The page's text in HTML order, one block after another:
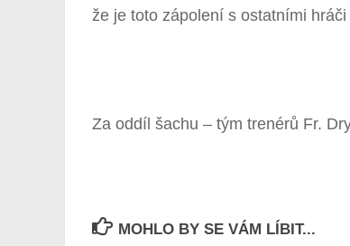
že je toto zápolení s ostatními
Za oddíl šachu – tým trenérů Fr.
MOHLO BY SE VÁM LÍBIT...